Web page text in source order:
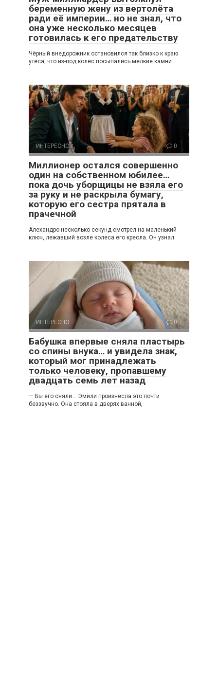
беременную жену из вертолёта
ради её империи… но не знал, что
она уже несколько месяцев
готовилась к его предательству
Чёрный внедорожник остановился так близко к краю
утёса, что из-под колёс посыпались мелкие камни.
ИНТЕРЕСНО 0
Миллионер остался совершенно
один на собственном юбилее…
пока дочь уборщицы не взяла его
за руку и не раскрыла бумагу,
которую его сестра прятала в
прачечной
Алехандро несколько секунд смотрел на маленький
ключ, лежавший возле колеса его кресла. Он узнал
ИНТЕРЕСНО 0
Бабушка впервые сняла пластырь
со спины внука… и увидела знак,
который мог принадлежать
только человеку, пропавшему
двадцать семь лет назад
— Вы его сняли… Эмили произнесла это почти
беззвучно. Она стояла в дверях ванной,